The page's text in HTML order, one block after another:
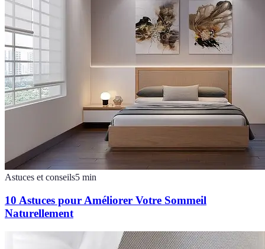
Astuces et conseils5 min
10 Astuces pour Améliorer Votre Sommeil
Naturellement